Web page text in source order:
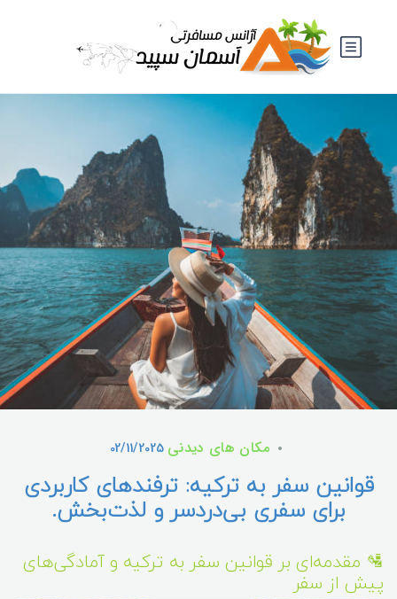
مکان های دیدنی
قوانین سفر به ترکیه: ترفندهای کاربردی
برای سفری بی‌دردسر و لذت‌بخش.
🛂 مقدمه‌ای بر قوانین سفر به ترکیه و آمادگی‌های
پیش از سفر